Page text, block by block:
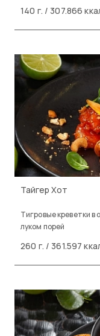
140 г. / 307.866
Тайгер Хот
Тигровые креветки
луком порей
260 г. / 361.597